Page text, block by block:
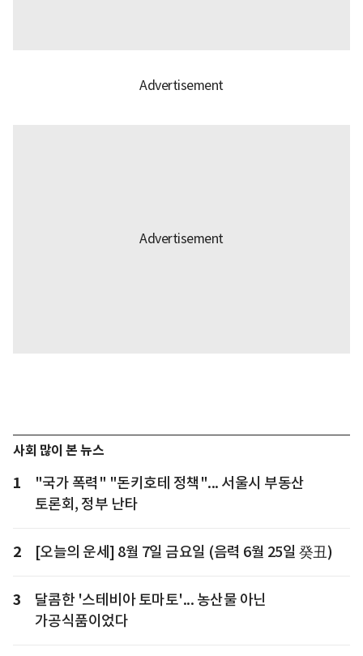
사회 많이 본 뉴스
1
"국가 폭력" "돈키호테 정책"... 서울시 부동산
토론회, 정부 난타
2 [오늘의 운세] 8월 7일 금요일 (음력 6월 25일 癸丑)
3
달콤한 '스테비아 토마토'... 농산물 아닌
가공식품이었다